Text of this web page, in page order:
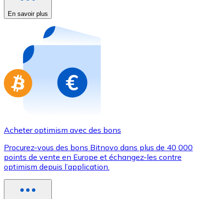
Nouveau
Achetez des cartes-cadeaux de vos marques
Aller à la boutique de cartes-cadeaux
En savoir plus
Acheter optimism avec des bons
Procurez-vous des bons Bitnovo dans plus de 40 000
points de vente en Europe et échangez-les contre
optimism depuis l’application.